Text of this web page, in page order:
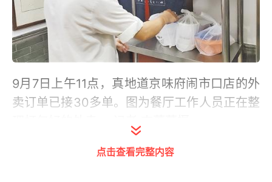
9月7日上午11点，真地道京味府闹市口店的外
卖订单已接30多单。图为餐厅工作人员正在整
“您有新的外卖订单、您有新的外卖订单……”9
点击查看完整内容